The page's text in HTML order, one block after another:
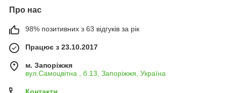
Про нас
98% позитивних з 63 відгуків за рік
Працює з 23.10.2017
м. Запоріжжя
вул.Самоцвітна , б.13, Запоріжжя, Україна